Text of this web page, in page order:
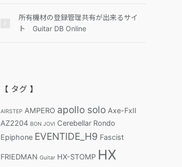
所有機材の登録管理共有が出来るサイ
ト Guitar DB Online
【 タグ 】
AIRSTEP AMPERO apollo solo Axe-FxII
AZ2204 BON JOVI Cerebellar Rondo
Epiphone EVENTIDE_H9 Fascist
FRIEDMAN Guitar HX-STOMP HX